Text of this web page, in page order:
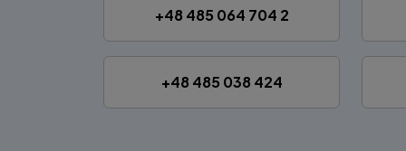
+48 485 064 704 2
+48 485 038 424